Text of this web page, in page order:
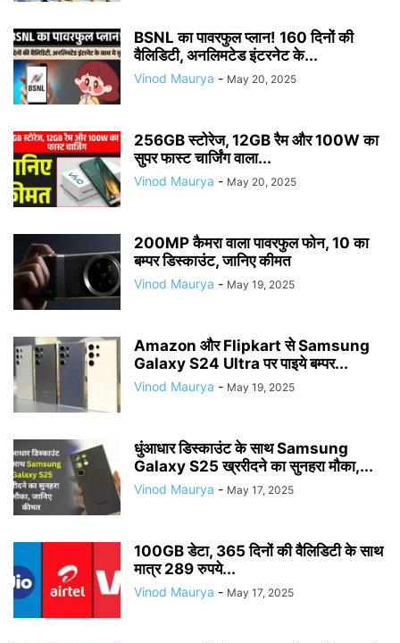
BSNL का पावरफुल प्लान! 160 दिनों की
वैलिडिटी, अनलिमटेड इंटरनेट के...
Vinod Maurya - May 20, 2025
256GB स्टोरेज, 12GB रैम और 100W का
सुपर फास्ट चार्जिंग वाला...
Vinod Maurya - May 20, 2025
200MP कैमरा वाला पावरफुल फोन, 10 का
बम्पर डिस्काउंट, जानिए कीमत
Vinod Maurya - May 19, 2025
Amazon और Flipkart से Samsung
Galaxy S24 Ultra पर पाइये बम्पर...
Vinod Maurya - May 19, 2025
धुंआधार डिस्काउंट के साथ Samsung
Galaxy S25 ख्ररीदने का सुनहरा मौका,...
Vinod Maurya - May 17, 2025
100GB डेटा, 365 दिनों की वैलिडिटी के साथ
मात्र 289 रुपये...
Vinod Maurya - May 17, 2025